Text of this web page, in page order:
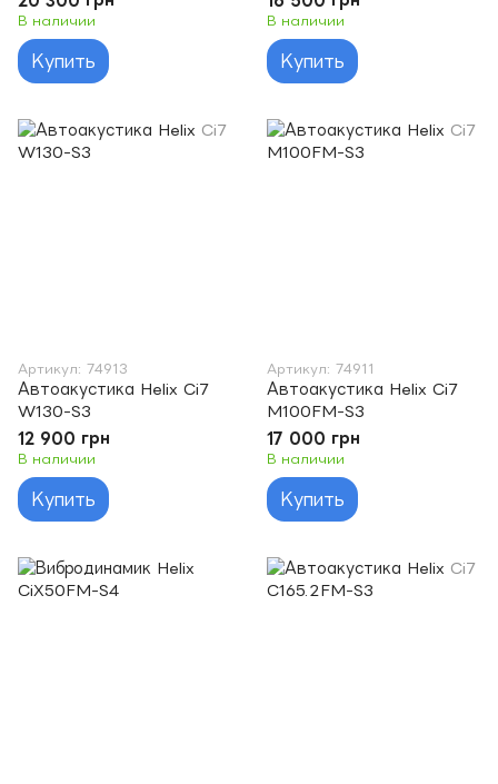
В наличии
Купить
В наличии
Купить
Артикул: 74913
Автоакустика Helix Ci7
W130-S3
12 900 грн
В наличии
Купить
Артикул: 74911
Автоакустика Helix Ci7
M100FM-S3
17 000 грн
В наличии
Купить